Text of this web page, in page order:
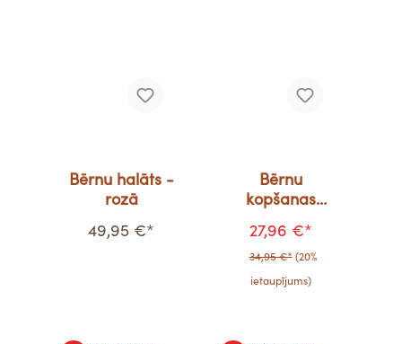
Bērnu halāts -
rozā
49,95 €*
Bērnu
kopšanas
Ābeļziedi
27,96 €*
34,95 €* (20%
ietaupījums)